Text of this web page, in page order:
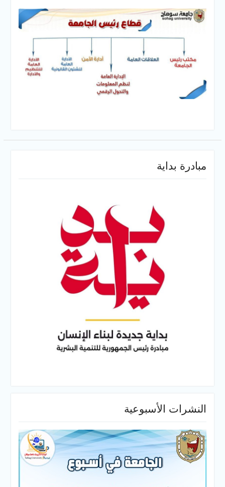
عقب توليه مهام منصبه ويشيد
بجهود رجال الشرطه
مبادرة بداية
النشرات الأسبوعية